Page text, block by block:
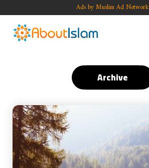
Ads by Muslim Ad Network
Archive